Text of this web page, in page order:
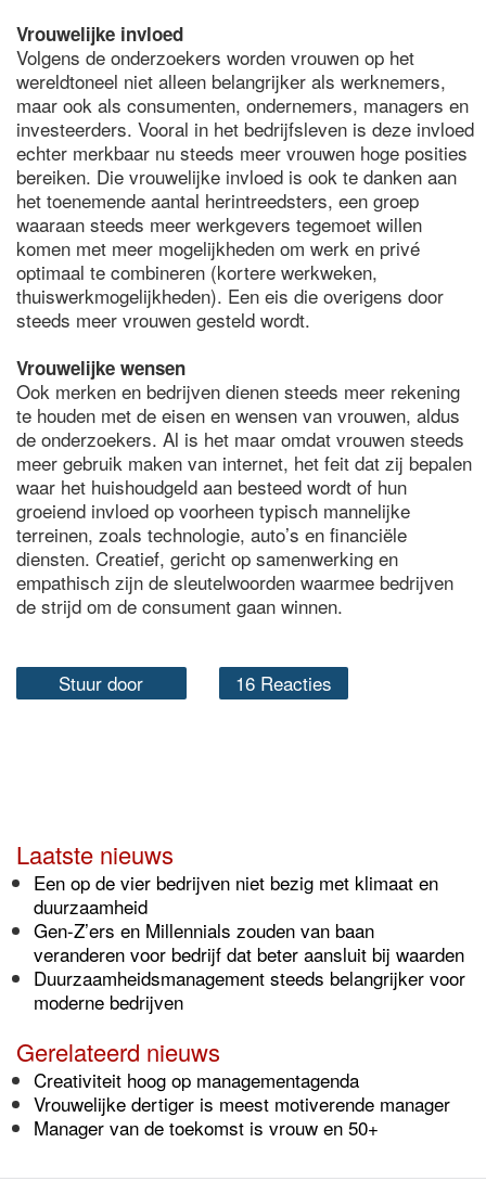
Vrouwelijke invloed
Volgens de onderzoekers worden vrouwen op het
wereldtoneel niet alleen belangrijker als werknemers,
maar ook als consumenten, ondernemers, managers en
investeerders. Vooral in het bedrijfsleven is deze invloed
echter merkbaar nu steeds meer vrouwen hoge posities
bereiken. Die vrouwelijke invloed is ook te danken aan
het toenemende aantal herintreedsters, een groep
waaraan steeds meer werkgevers tegemoet willen
komen met meer mogelijkheden om werk en privé
optimaal te combineren (kortere werkweken,
thuiswerkmogelijkheden). Een eis die overigens door
steeds meer vrouwen gesteld wordt.
Vrouwelijke wensen
Ook merken en bedrijven dienen steeds meer rekening
te houden met de eisen en wensen van vrouwen, aldus
de onderzoekers. Al is het maar omdat vrouwen steeds
meer gebruik maken van internet, het feit dat zij bepalen
waar het huishoudgeld aan besteed wordt of hun
groeiend invloed op voorheen typisch mannelijke
terreinen, zoals technologie, auto’s en financiële
diensten. Creatief, gericht op samenwerking en
empathisch zijn de sleutelwoorden waarmee bedrijven
de strijd om de consument gaan winnen.
Stuur door 16 Reacties
Laatste nieuws
Een op de vier bedrijven niet bezig met klimaat en
duurzaamheid
Gen-Z’ers en Millennials zouden van baan
veranderen voor bedrijf dat beter aansluit bij waarden
Duurzaamheidsmanagement steeds belangrijker voor
moderne bedrijven
Gerelateerd nieuws
Creativiteit hoog op managementagenda
Vrouwelijke dertiger is meest motiverende manager
Manager van de toekomst is vrouw en 50+